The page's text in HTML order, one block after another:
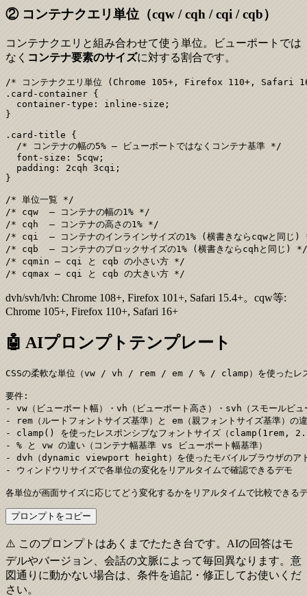
② コンテナクエリ単位（cqw / cqh / cqi / cqb）
コンテナクエリと組み合わせて使う単位。ビューポートでは
なく コンテナ要素のサイズに対する割合です。
/* コンテナクエリ単位 (Chrome 105+, Firefox 110+, Safari
.card-container {
  container-type: inline-size;
}
.card-title {
  /* コンテナの幅の5% — ビューポートではなくコンテナ基準 */
  font-size: 5cqw;
  padding: 2cqh 3cqi;
}
/* 単位一覧 */
/* cqw  — コンテナの幅の1% */
/* cqh  — コンテナの高さの1% */
/* cqi  — コンテナのインラインサイズの1% (横書きならcqwと同じ
/* cqb  — コンテナのブロックサイズの1% (横書きならcqhと同じ) */
/* cqmin — cqi と cqb の小さい方 */
/* cqmax — cqi と cqb の大きい方 */
dvh/svh/lvh: Chrome 108+, Firefox 101+, Safari 15.4+。cqw等:
Chrome 105+, Firefox 110+, Safari 16+
🤖 AIプロンプトテンプレート
CSSの柔軟な単位（vw / vh / rem / em / % / clamp）を使ったレス
要件:
- vw（ビューポート幅）・vh（ビューポート高さ）・svh（スモールビュ
- rem（ルートフォントサイズ基準）と em（親フォントサイズ基準）の
- clamp() を使ったレスポンシブなフォントサイズ（clamp(1rem,
- % と vw の違い（コンテナ幅基準 vs ビューポート幅基準）
- dvh（dynamic viewport height）を使ったモバイルブラウザのアド
- ウィンドウリサイズで各単位の変化をリアルタイムで確認できるデモ
各単位が画面サイズに応じてどう変化するかをリアルタイムで比較できる
プロンプトをコピー
⚠️ このプロンプトはあくまでたたき台です。AIの回答はモ
デルやバージョン、会話の文脈によって毎回異なります。意
図通りに動かない場合は、条件を追記・修正してお使いくだ
さい。